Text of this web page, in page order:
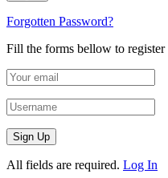
Forgotten Password?
Fill the forms bellow to register
All fields are required. Log In